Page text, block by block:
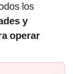
los
y
operar